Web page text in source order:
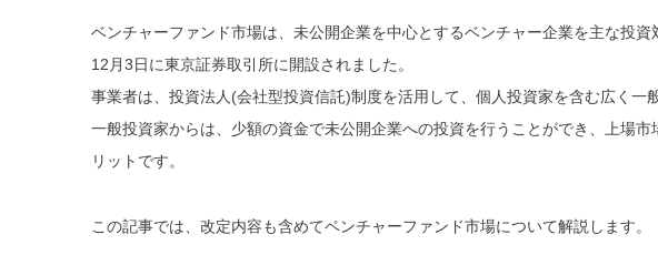
ベンチャーファンド市場は、未公開企業を中心とするベンチャー企業を主な投
12月3日に東京証券取引所に開設されました。
事業者は、投資法人(会社型投資信託)制度を活用して、個人投資家を含む広く一
一般投資家からは、少額の資金で未公開企業への投資を行うことができ、上場
リットです。
この記事では、改定内容も含めてベンチャーファンド市場について解説します。